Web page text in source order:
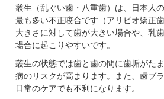
叢生（乱ぐい歯・八重歯）は、日本人
最も多い不正咬合です（アリビオ矯正
大きさに対して歯が大きい場合や、乳
場合に起こりやすいです。
叢生の状態では歯と歯の間に歯垢がたま
病のリスクが高まります。また、歯ブ
日常のケアでも不利になります。